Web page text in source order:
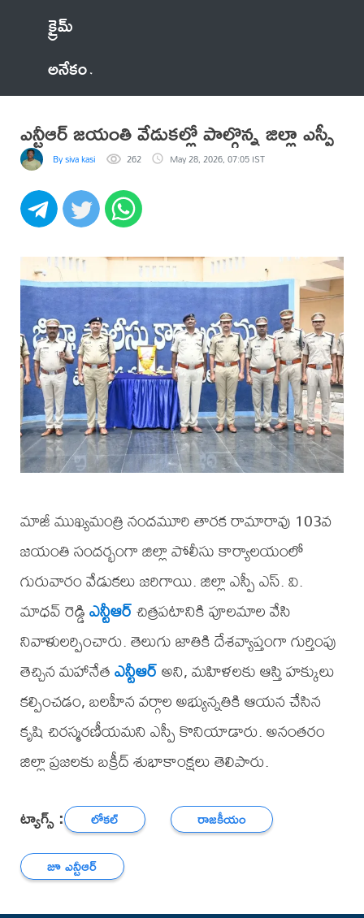
క్రైమ్
అనేకం
ఎన్టీఆర్ జయంతి వేడుకల్లో పాల్గొన్న జిల్లా ఎస్పీ
By siva kasi 262 May 28, 2026, 07:05 IST
మాజీ ముఖ్యమంత్రి నందమూరి తారక రామారావు 103వ
జయంతి సందర్భంగా జిల్లా పోలీసు కార్యాలయంలో
గురువారం వేడుకలు జరిగాయి. జిల్లా ఎస్పీ ఎస్. వి.
మాధవ్ రెడ్డిఎన్టీఆర్చిత్రపటానికి పూలమాల వేసి
నివాళులర్పించారు. తెలుగు జాతికి దేశవ్యాప్తంగా గుర్తింపు
తెచ్చిన మహానేతఎన్టీఆర్అని, మహిళలకు ఆస్తి హక్కులు
కల్పించడం, బలహీన వర్గాల అభ్యున్నతికి ఆయన చేసిన
కృషి చిరస్మరణీయమని ఎస్పీ కొనియాడారు. అనంతరం
జిల్లా ప్రజలకు బక్రీద్ శుభాకాంక్షలు తెలిపారు.
ట్యాగ్స్ : లోకల్
రాజకీయం
జూ ఎన్టీఆర్